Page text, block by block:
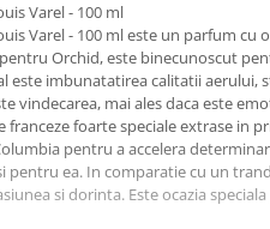
Varel - 100 ml
Varel - 100 ml este un parfum cu
Orchid, este binecunoscut
este imbunatatirea calitatii aerului,
vindecarea, mai ales daca este
foarte speciale extrase in
pentru a accelera
pentru ea. In comparatie cu un
si dorinta. Este ocazia